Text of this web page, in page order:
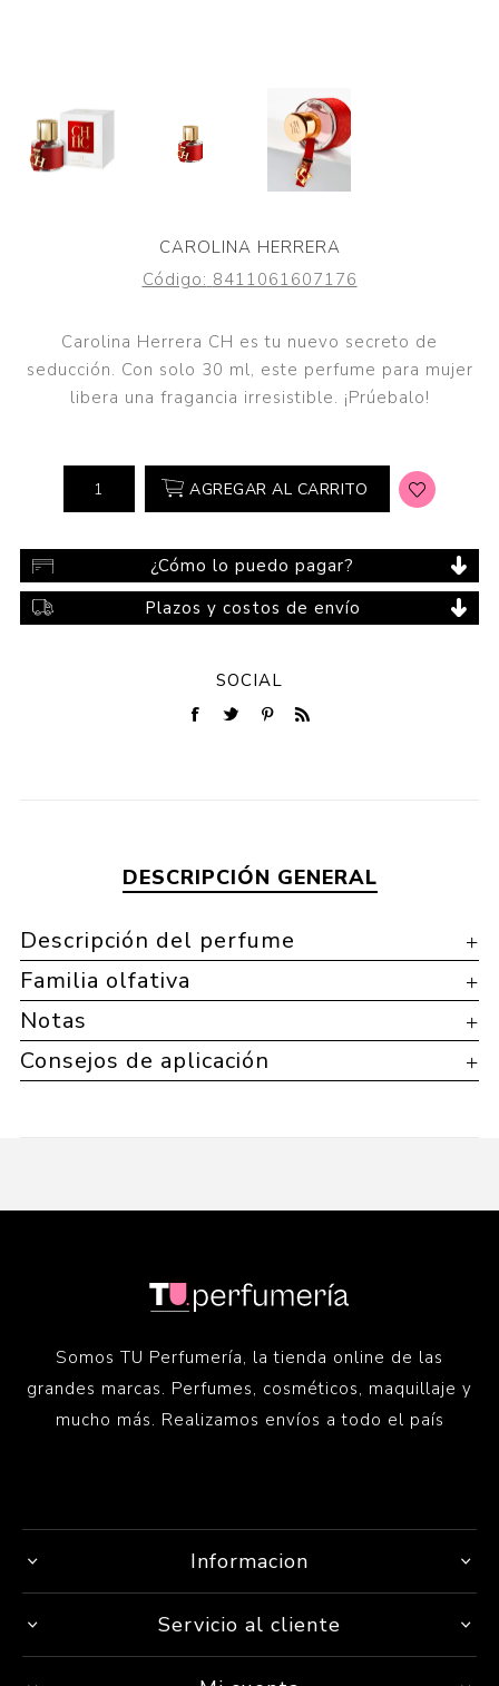
CAROLINA HERRERA
Código: 8411061607176
Carolina Herrera CH es tu nuevo secreto de
seducción. Con solo 30 ml, este perfume para mujer
libera una fragancia irresistible. ¡Prúebalo!
AGREGAR AL CARRITO
¿Cómo lo puedo pagar?
Plazos y costos de envío
SOCIAL
DESCRIPCIÓN GENERAL
Descripción del perfume
Familia olfativa
Notas
Consejos de aplicación
Somos TU Perfumería, la tienda online de las
grandes marcas. Perfumes, cosméticos, maquillaje y
mucho más. Realizamos envíos a todo el país
Informacion
Servicio al cliente